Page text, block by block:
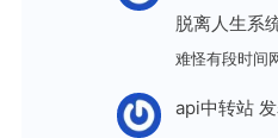
脱离人生系
难怪有段时间
api中转站发